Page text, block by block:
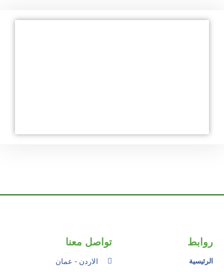
روابط
الرئيسية
تواصل معنا
الاردن - عمان